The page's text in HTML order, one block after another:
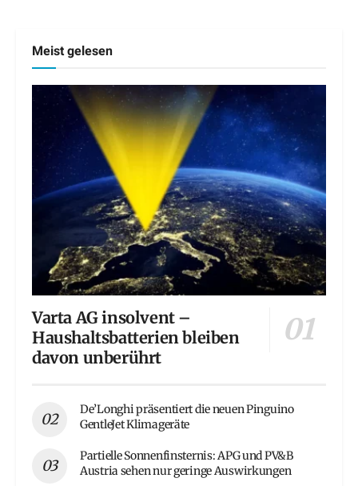
Meist gelesen
Varta AG insolvent –
Haushaltsbatterien bleiben
davon unberührt
De’Longhi präsentiert die neuen Pinguino
GentleJet Klimageräte
Partielle Sonnenfinsternis: APG und PV&B
Austria sehen nur geringe Auswirkungen